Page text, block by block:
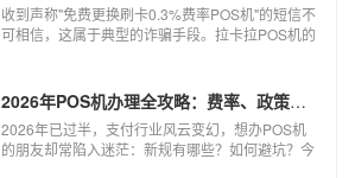
收到声称"免费更换刷卡0.3%费率POS机"的短信不
可相信，这属于典型的诈骗手段。拉卡拉POS机的
风险。以下结合权威信息分析原因及应对建议：2026年POS机办理全攻略：费率、政策、避坑一篇讲清
2026年已过半，支付行业风云变幻，想办POS机
的朋友却常陷入迷茫：新规有哪些？如何避坑？今